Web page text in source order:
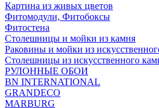
Картина из живых цветов
Фитомодули, Фитобоксы
Фитостена
Столешницы и мойки из камня
Раковины и мойки из
Столешницы из искусственного
РУЛОННЫЕ ОБОИ
BN INTERNATIONAL
GRANDECO
MARBURG